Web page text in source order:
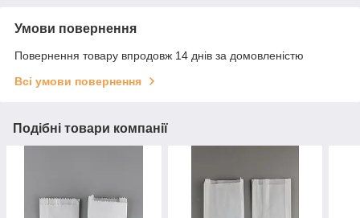
Умови повернення
Повернення товару впродовж 14 днів за домовленістю
Всі умови повернення
Подібні товари компанії